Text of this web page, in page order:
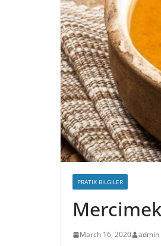
PRATIK BILGILER
March 16, 2020 admin